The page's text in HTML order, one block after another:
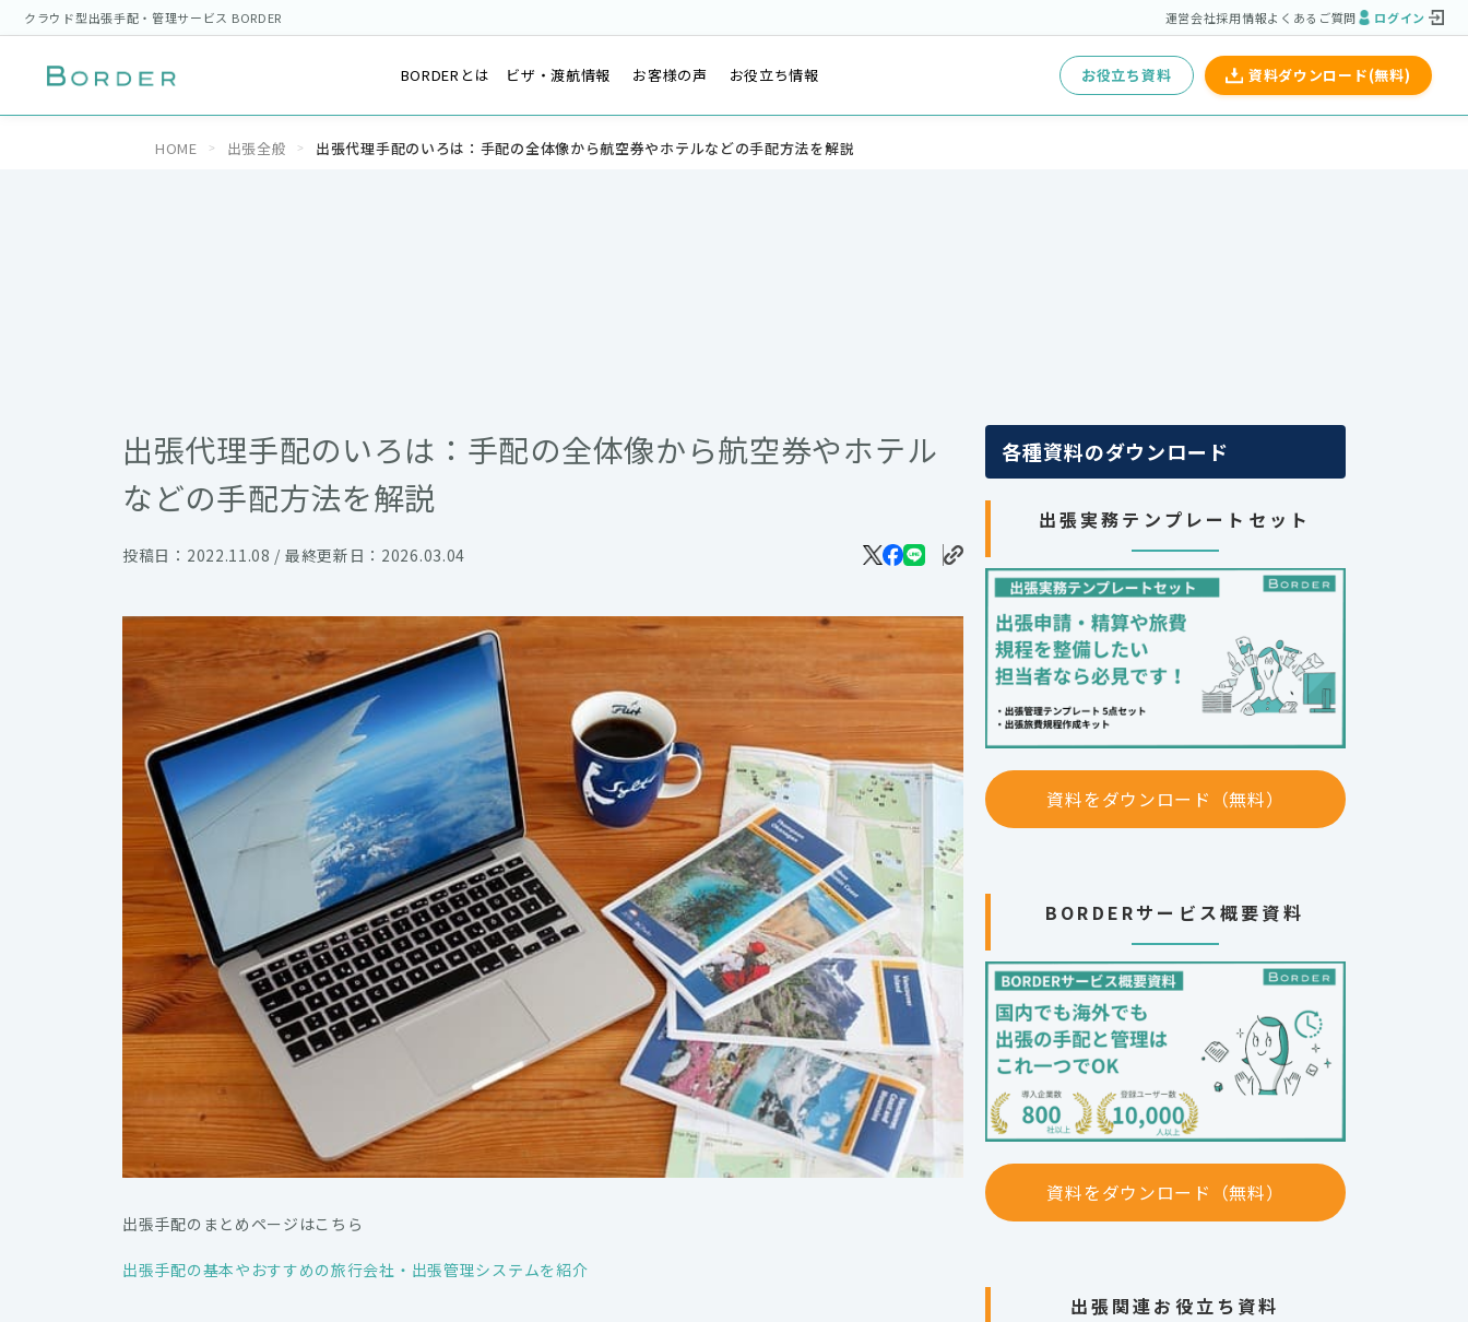
クラウド型出張手配・管理サービス BORDER 運営会社採用情報よくあるご質問 ログイン
BORDERとは ビザ・渡航情報 お客様の声 お役立ち情報 お役立ち資料 資料ダウンロード(無料)
HOME 出張全般 出張代理手配のいろは：手配の全体像から航空券やホテルなどの手配方法を解説
出張代理手配のいろは：手配の全体像から航空券やホテル
などの手配方法を解説
投稿日：2022.11.08 / 最終更新日：2026.03.04
出張手配のまとめページはこちら
出張手配の基本やおすすめの旅行会社・出張管理システムを紹介
各種資料のダウンロード
出張実務テンプレートセット
資料をダウンロード（無料）
BORDERサービス概要資料
資料をダウンロード（無料）
出張関連お役立ち資料